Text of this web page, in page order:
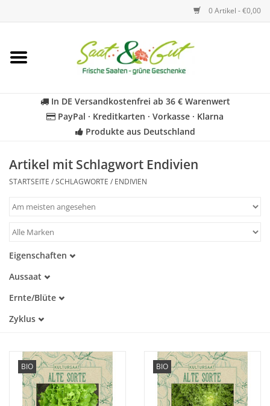
0 Artikel - €0,00
Startseite
Kräuter
Für Kinder
Geschenkideen
Katalog
In DE Versandkostenfrei ab 36 € Warenwert
PayPal · Kreditkarten · Vorkasse · Klarna
Produkte aus Deutschland
Artikel mit Schlagwort Endivien
STARTSEITE /SCHLAGWORTE / ENDIVIEN
Eigenschaften
Alte Sorte
Warmkeimer
Dunkelkeimer
Aussaat
Mai
Juni
Ernte/Blüte
Juli
September
Oktober
November
Zyklus
BIO BIO